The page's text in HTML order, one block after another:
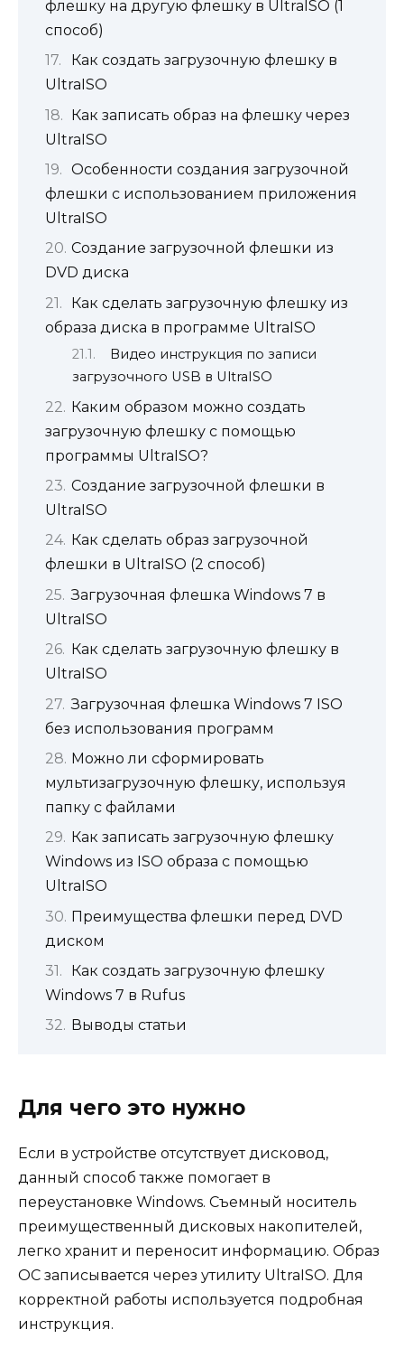
флешку на другую флешку в UltraISO (1
способ)
Как создать загрузочную флешку в
UltraISO
Как записать образ на флешку через
UltraISO
Особенности создания загрузочной
флешки с использованием приложения
UltraISO
Создание загрузочной флешки из
DVD диска
Как сделать загрузочную флешку из
образа диска в программе UltraISO
Видео инструкция по записи
загрузочного USB в UltraISO
Каким образом можно создать
загрузочную флешку с помощью
программы UltraISO?
Создание загрузочной флешки в
UltraISO
Как сделать образ загрузочной
флешки в UltraISO (2 способ)
Загрузочная флешка Windows 7 в
UltraISO
Как сделать загрузочную флешку в
UltraISO
Загрузочная флешка Windows 7 ISO
без использования программ
Можно ли сформировать
мультизагрузочную флешку, используя
папку с файлами
Как записать загрузочную флешку
Windows из ISO образа с помощью
UltraISO
Преимущества флешки перед DVD
диском
Как создать загрузочную флешку
Windows 7 в Rufus
Выводы статьи
Для чего это нужно
Если в устройстве отсутствует дисковод,
данный способ также помогает в
переустановке Windows. Съемный носитель
преимущественный дисковых накопителей,
легко хранит и переносит информацию. Образ
ОС записывается через утилиту UltraISO. Для
корректной работы используется подробная
инструкция.